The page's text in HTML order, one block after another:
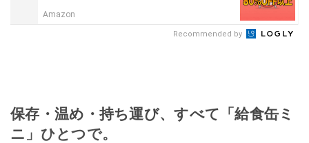
Amazon
Recommended by
保存・温め・持ち運び、すべて「給食缶ミ
ニ」ひとつで。